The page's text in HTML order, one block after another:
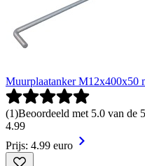
Muurplaatanker M12x400x50
(1)Beoordeeld met 5.0 van de
4.99
Prijs: 4.99 euro